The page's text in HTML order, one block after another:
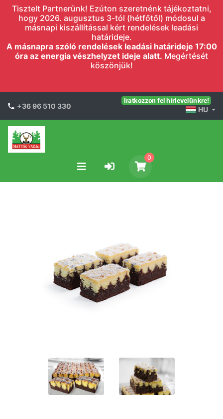
Tisztelt Partnerünk! Ezúton szeretnénk tájékoztatni,
hogy 2026. augusztus 3-tól (hétfőtől) módosul a
másnapi kiszállítással kért rendelések leadási
határideje.
A másnapra szóló rendelések leadási határideje 17:00
óra az energia vészhelyzet ideje alatt. Megértését
köszönjük!
+36 96 510 330
Iratkozzon fel hírlevelünkre!
HU
0